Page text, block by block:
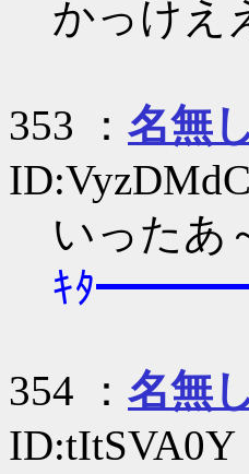
かっけえ
353 ： 名無
いったあ
ｷﾀ
354 ： 名無
ID:tItSVA0Y